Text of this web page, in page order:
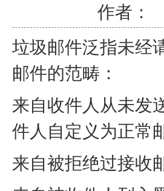
作者：
垃圾邮件泛指未经
邮件的范畴：
来自收件人从未发
件人自定义为正常
来自被拒绝过接收